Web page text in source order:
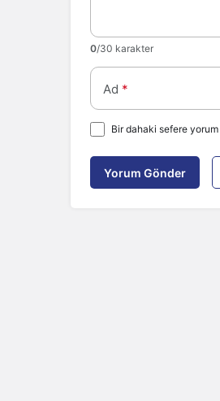
0/30 karakter
Ad *
Bir dahaki sefere yorum
Yorum Gönder